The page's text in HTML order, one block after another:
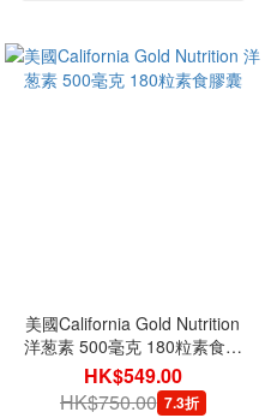
美國California Gold Nutrition
洋葱素 500毫克 180粒素食膠
囊
HK$549.00
HK$750.00 7.3折